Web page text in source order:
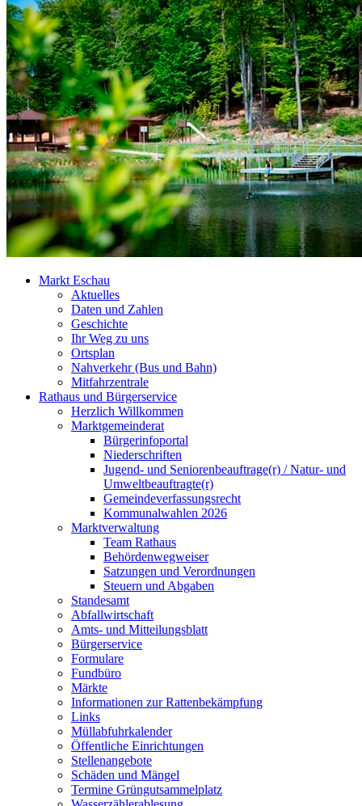
Markt Eschau
Aktuelles
Daten und Zahlen
Geschichte
Ihr Weg zu uns
Ortsplan
Nahverkehr (Bus und Bahn)
Mitfahrzentrale
Rathaus und Bürgerservice
Herzlich Willkommen
Marktgemeinderat
Bürgerinfoportal
Niederschriften
Jugend- und Seniorenbeauftrage(r) / Natur- und
Umweltbeauftragte(r)
Gemeindeverfassungsrecht
Kommunalwahlen 2026
Marktverwaltung
Team Rathaus
Behördenwegweiser
Satzungen und Verordnungen
Steuern und Abgaben
Standesamt
Abfallwirtschaft
Amts- und Mitteilungsblatt
Bürgerservice
Formulare
Fundbüro
Märkte
Informationen zur Rattenbekämpfung
Links
Müllabfuhrkalender
Öffentliche Einrichtungen
Stellenangebote
Schäden und Mängel
Termine Grüngutsammelplatz